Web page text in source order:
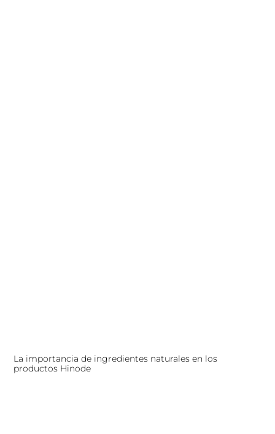
La importancia de ingredientes naturales en los
productos Hinode